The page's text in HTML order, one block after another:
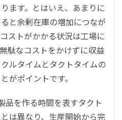
ます。とはいえ、あまりに
と余剰在庫の増加につなが
ストがかかる状況は工場に
駄なコストをかけずに収益
ルタイムとタクトタイムの
がポイントです。
品を作る時間を表すタクト
は異なり、生産開始から完